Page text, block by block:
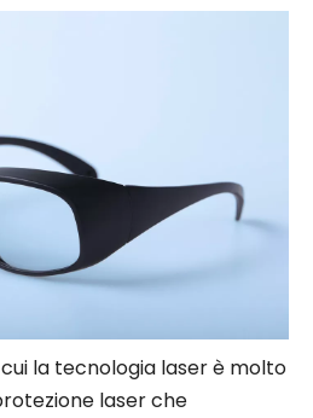
la tecnologia laser è molto
laser che